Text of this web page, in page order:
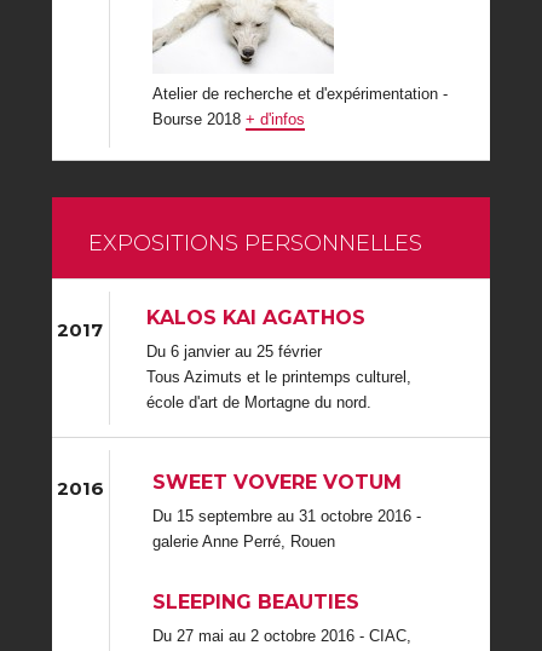
Atelier de recherche et d'expérimentation -
Bourse 2018 + d'infos
EXPOSITIONS PERSONNELLES
2017
KALOS KAI AGATHOS
Du 6 janvier au 25 février
Tous Azimuts et le printemps culturel,
école d'art de Mortagne du nord.
2016 SWEET VOVERE VOTUM
Du 15 septembre au 31 octobre 2016 -
galerie Anne Perré, Rouen
SLEEPING BEAUTIES
Du 27 mai au 2 octobre 2016 - CIAC,